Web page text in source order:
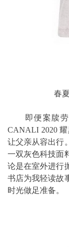
春
即便案牍劳
CANALI 2020
让父亲从容出行
一双灰色科技面
论是在室外进行
书店为我轻读故
时光做足准备。